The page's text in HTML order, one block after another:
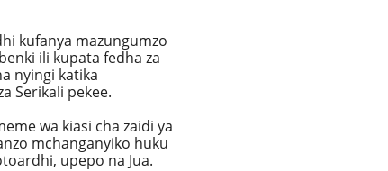
kufanya mazungumzo
ili kupata fedha za
nyingi katika
Serikali pekee.
wa kiasi cha zaidi ya
mchanganyiko huku
upepo na Jua.